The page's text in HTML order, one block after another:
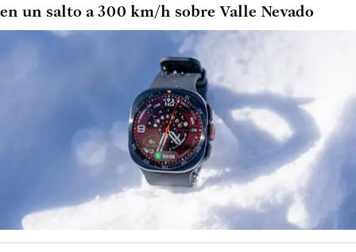
en un salto a 300 km/h sobre Valle Nevado